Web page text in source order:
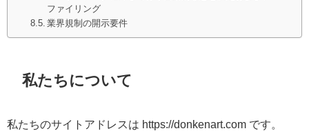
ファイリング
業界規制の開示要件
私たちについて
私たちのサイトアドレスは https://donkenart.com です。